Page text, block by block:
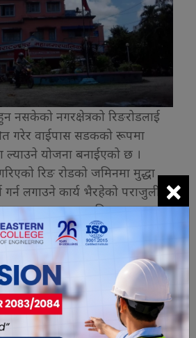
नसकेको नगरक्षेत्रको रिङरोडलाई
गरेर वाईपास सडकको रूपमा
योजना बनाईएको छ ।
रिङ रोडको जमिनमा मुद्धा
गर्न लगाउने कार्य भैरहेको पराजुलीले
गुरूकुलमा सुविधा सम्पन्न
गर्ने , विराटनगर—४ को
संचारग्रामको निर्माण कार्यलाई
मा फुटवल मैदान तयार गर्ने
बर्ष भित्रमै पुरा गर्ने लक्ष्य लिएको छ
रहेको प्राकृतिक घोघा पैनीलाई
स्तरउन्नती गर्ने , विराटनगर—१९
×